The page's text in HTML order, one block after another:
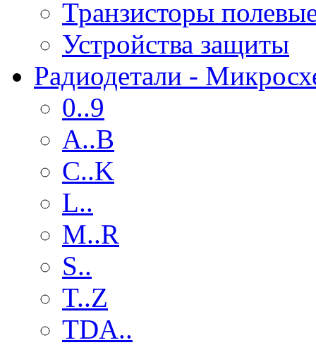
Транзисторы
Устройства защиты
Радиодетали -
0..9
A..B
C..K
L..
M..R
S..
T..Z
TDA..